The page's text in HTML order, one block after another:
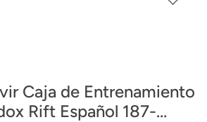
Rift Español 187-